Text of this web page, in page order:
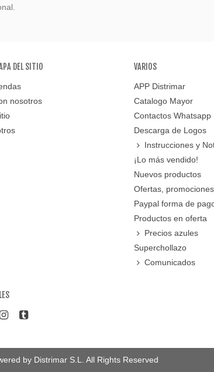
DEL SITIO
nosotros
VARIOS
APP Distrimar
Catalogo Mayor
Contactos Whatsapp
Descarga de Logos
Instrucciones y
¡Lo más vendido!
Nuevos productos
Ofertas,
Paypal forma de
Productos en oferta
Precios azules
Superchollazo
Comunicados
by Distrimar S.L. All Rights Reserved